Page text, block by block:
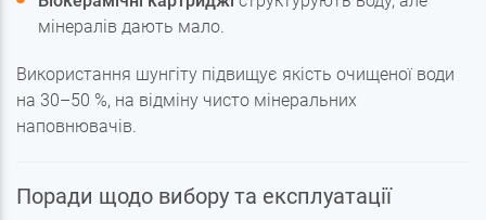
мінералів дають мало.
Використання шунгіту підвищує якість очищеної води
на 30–50 %, на відміну чисто мінеральних
наповнювачів.
Поради щодо вибору та експлуатації